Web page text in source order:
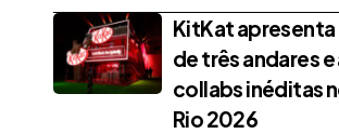
KitKat
de três andares
collabs inéditas
Rio 2026